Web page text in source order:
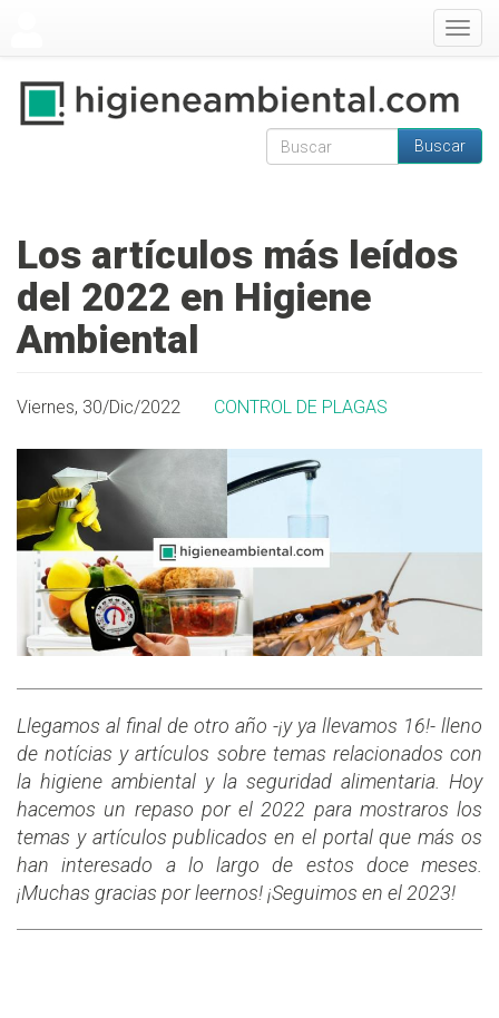
Formulario de
Buscar
Los artículos más leídos
del 2022 en Higiene
Ambiental
Viernes, 30/Dic/2022 CONTROL DE PLAGAS
Llegamos al final de otro año -¡y ya llevamos 16!- lleno
de notícias y artículos sobre temas relacionados con
la higiene ambiental y la seguridad alimentaria. Hoy
hacemos un repaso por el 2022 para mostraros los
temas y artículos publicados en el portal que más os
han interesado a lo largo de estos doce meses.
¡Muchas gracias por leernos! ¡Seguimos en el 2023!